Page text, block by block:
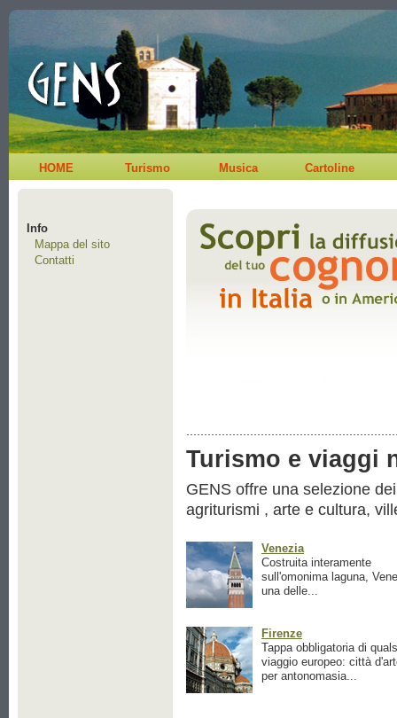
HOME Turismo Musica Cartoline
Info
Mappa del sito
Contatti
Turismo e viaggi
GENS offre una selezione
agriturismi , arte e cultura,
Venezia
Costruita interamente
sull'omonima laguna,
una delle...
Firenze
Tappa obbligatoria di
viaggio europeo: città
per antonomasia...